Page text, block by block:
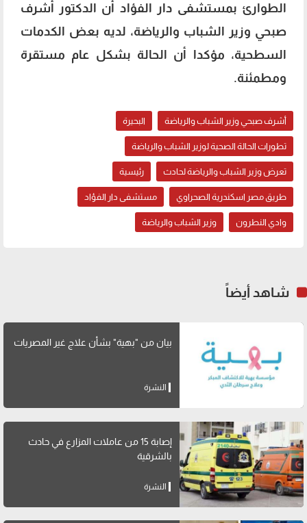
الطوارئ بمستشفى دار الفؤاد أن الدكتور أشرف
صبحي وزير الشباب والرياضة، لديه بعض الكدمات
السطحية، مؤكدا أن الحالة بشكل عام مستقرة
ومطمئنة.
أشرف صبحي وزير الشباب والرياضة البحيرة
تطورات الحالة الصحية لوزير الشباب والرياضة
تعرض وزير الشباب والرياضة لحادث رئيسية
طريق مصر اسكندرية الصحراوي مستشفى دار الفؤاد
وادي النطرون وزير الشباب والرياضة
شاهد أيضاً
بيان من "بهية" بشأن علاج غير المصريات
النشرة
إصابة 15 من عاملات المزارع في حادث
بالشرقية
النشرة